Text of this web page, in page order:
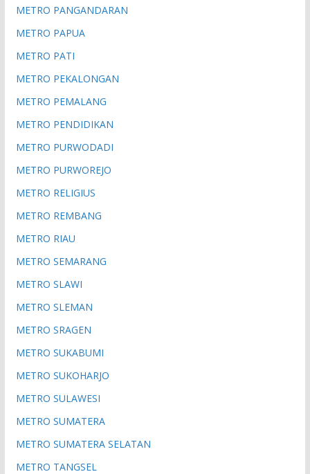
METRO PANGANDARAN
METRO PAPUA
METRO PATI
METRO PEKALONGAN
METRO PEMALANG
METRO PENDIDIKAN
METRO PURWODADI
METRO PURWOREJO
METRO RELIGIUS
METRO REMBANG
METRO RIAU
METRO SEMARANG
METRO SLAWI
METRO SLEMAN
METRO SRAGEN
METRO SUKABUMI
METRO SUKOHARJO
METRO SULAWESI
METRO SUMATERA
METRO SUMATERA SELATAN
METRO TANGSEL